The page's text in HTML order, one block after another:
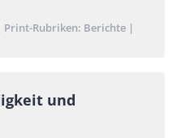
Print-Rubriken Berichte
und